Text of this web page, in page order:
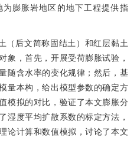
膨胀岩地区的地下工程提供指
（后文简称固结土）和红层黏土
象，首先，开展受荷膨胀试验，
随含水率的变化规律；然后，基
量本构，给出模型参数的确定方
模拟的对比，验证了本文膨胀分
湿度平均扩散系数的标定方法，
论计算和数值模拟，讨论了本文